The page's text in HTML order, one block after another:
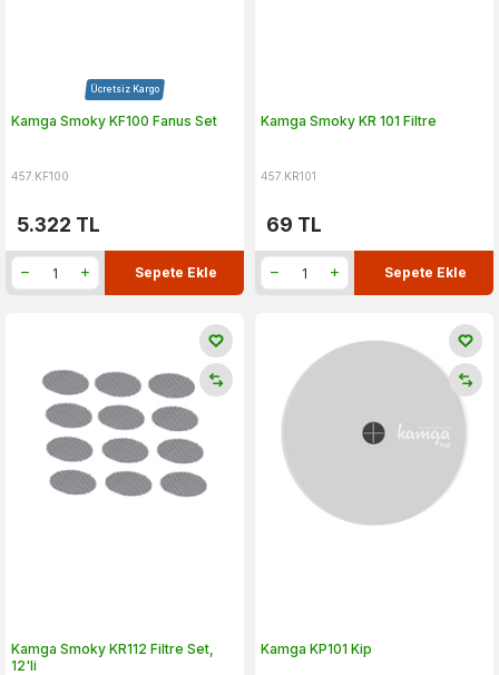
Ücretsiz Kargo
Kamga Smoky KF100 Fanus Set
457.KF100
5.322 TL
Sepete Ekle
Kamga Smoky KR 101 Filtre
457.KR101
69 TL
Sepete Ekle
Kamga Smoky KR112 Filtre Set,
12'li
Kamga KP101 Kip